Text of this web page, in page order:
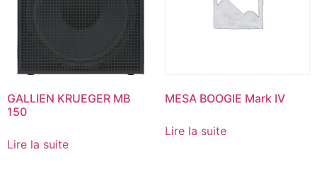
GALLIEN KRUEGER MB
150
Lire la suite
MESA BOOGIE Mark IV
Lire la suite